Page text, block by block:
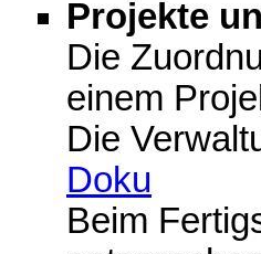
Projekte
Die
einem
Die
Doku
Beim